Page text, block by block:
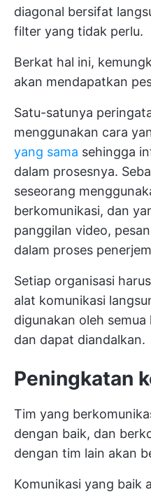
diagonal bersifat
filter yang tidak perlu.
Berkat hal ini,
akan mendapatkan
Satu-satunya
menggunakan cara
yang sama sehingga
dalam prosesnya.
seseorang
berkomunikasi, dan
panggilan video,
dalam proses
Setiap organisasi
alat komunikasi
digunakan oleh
dan dapat diandalkan.
Peningkatan
Tim yang
dengan baik, dan
dengan tim lain akan
Komunikasi yang baik